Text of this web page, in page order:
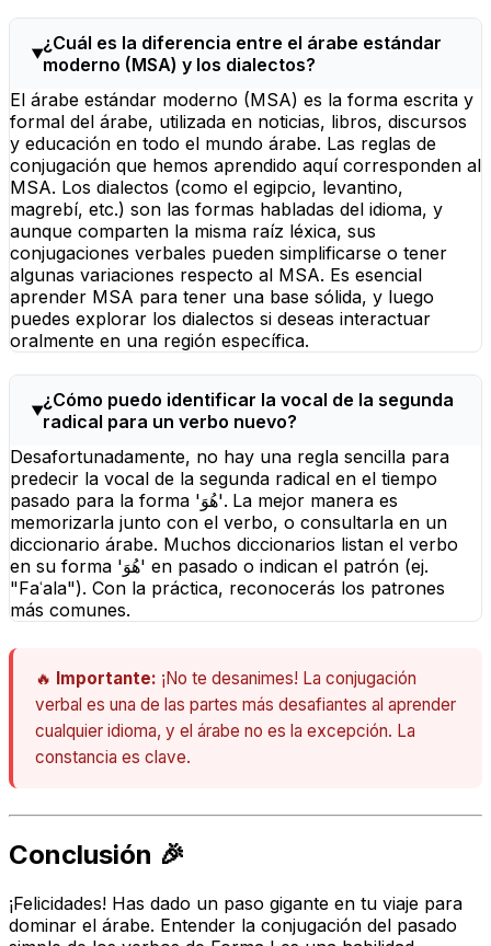
¿Cuál es la diferencia entre el árabe estándar
moderno (MSA) y los dialectos?
El árabe estándar moderno (MSA) es la forma escrita y
formal del árabe, utilizada en noticias, libros, discursos
y educación en todo el mundo árabe. Las reglas de
conjugación que hemos aprendido aquí corresponden al
MSA. Los dialectos (como el egipcio, levantino,
magrebí, etc.) son las formas habladas del idioma, y
aunque comparten la misma raíz léxica, sus
conjugaciones verbales pueden simplificarse o tener
algunas variaciones respecto al MSA. Es esencial
aprender MSA para tener una base sólida, y luego
puedes explorar los dialectos si deseas interactuar
oralmente en una región específica.
¿Cómo puedo identificar la vocal de la segunda
radical para un verbo nuevo?
Desafortunadamente, no hay una regla sencilla para
predecir la vocal de la segunda radical en el tiempo
pasado para la forma 'هُوَ'. La mejor manera es
memorizarla junto con el verbo, o consultarla en un
diccionario árabe. Muchos diccionarios listan el verbo
en su forma 'هُوَ' en pasado o indican el patrón (ej.
"Faʿala"). Con la práctica, reconocerás los patrones
más comunes.
🔥 Importante: ¡No te desanimes! La conjugación
verbal es una de las partes más desafiantes al aprender
cualquier idioma, y el árabe no es la excepción. La
constancia es clave.
Conclusión 🎉
¡Felicidades! Has dado un paso gigante en tu viaje para
dominar el árabe. Entender la conjugación del pasado